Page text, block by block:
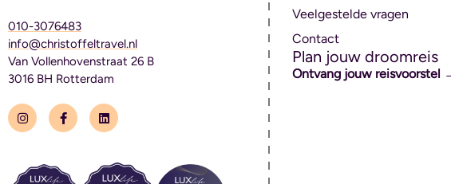
010-3076483
info@christoffeltravel.nl
Van Vollenhovenstraat 26 B
3016 BH Rotterdam
Veelgestelde vragen
Contact
Plan jouw droomreis
Ontvang jouw reisvoorstel